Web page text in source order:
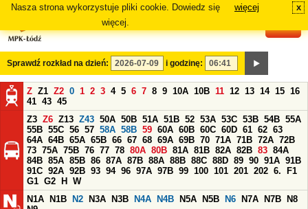
Nasza strona wykorzystuje pliki cookie. Dowiedz się
więcej.
więcej x
Sprawdź rozkład na dzień: i godzinę:
Z Z1 Z2 0 1 2 3 4 5 6 7 8 9 10A 10B 11 12 13 14 15 16
41 43 45
Z3 Z6 Z13 Z43 50A 50B 51A 51B 52 53A 53C 53B 54B 55A
55B 55C 56 57 58A 58B 59 60A 60B 60C 60D 61 62 63
64A 64B 65A 65B 66 67 68 69A 69B 70 71A 71B 72A 72B
73 75A 75B 76 77 78 80A 80B 81A 81B 82A 82B 83 84A
84B 85A 85B 86 87A 87B 88A 88B 88C 88D 89 90 91A 91B
91C 92A 92B 93 94 96 97A 97B 99 100 101 201 202 6.
F1
G1 G2 H
W
N1A
N1B N2 N3A N3B N4A N4B N5A N5B N6 N7A N7B
N8